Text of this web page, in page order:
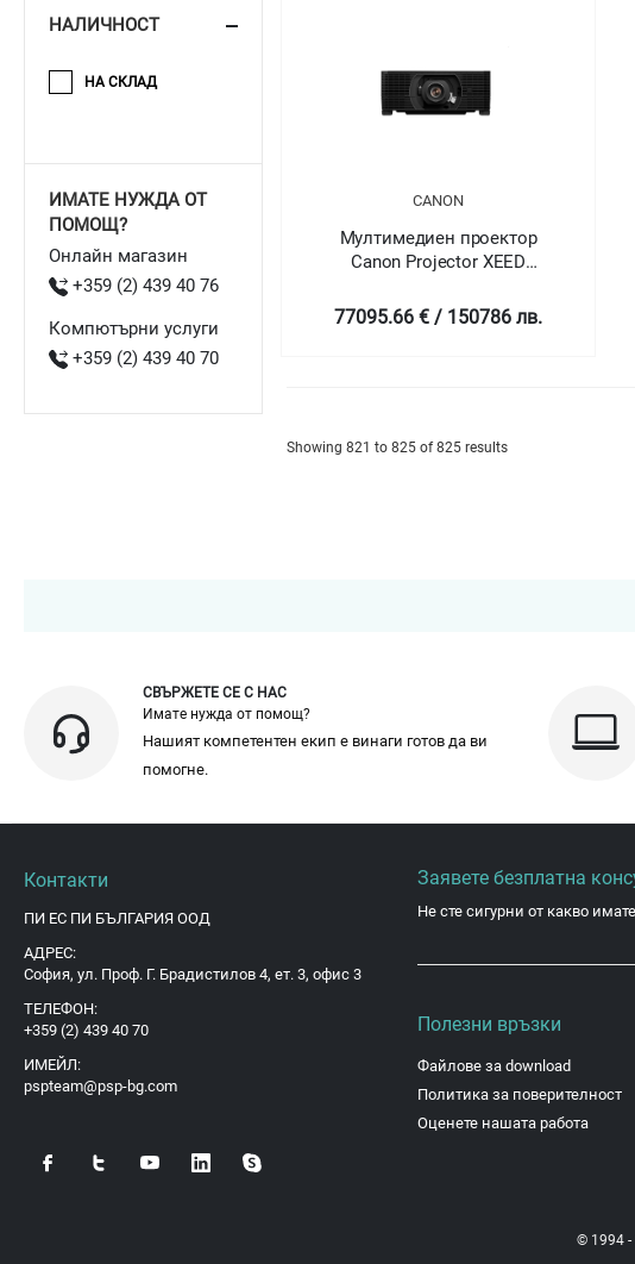
CANON
Мултимедиен проектор
Canon Projector XEED
77095.66 € / 150786 лв.
Showing 821 to 825 of 825 results
НАЛИЧНОСТ
НА СКЛАД
ИМАТЕ НУЖДА ОТ
ПОМОЩ?
Онлайн магазин
+359 (2) 439 40 76
Компютърни услуги
+359 (2) 439 40 70
СВЪРЖЕТЕ СЕ С НАС
Имате нужда от помощ?
Нашият компетентен екип е винаги готов да ви
помогне.
Контакти
ПИ ЕС ПИ БЪЛГАРИЯ ООД
АДРЕС:
София, ул. Проф. Г. Брадистилов 4, ет. 3, офис 3
ТЕЛЕФОН:
+359 (2) 439 40 70
ИМЕЙЛ:
pspteam@psp-bg.com
Заявете безплатна
Не сте сигурни от какво
Полезни връзки
Файлове за download
Политика за поверителност
Оценете нашата работа
© 1994 -